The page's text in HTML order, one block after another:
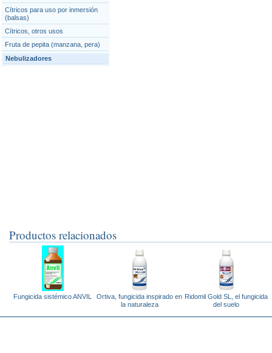
Cítricos para uso por inmersión
(balsas)
Cítricos, otros usos
Fruta de pepita (manzana, pera)
Nebulizadores
Productos relacionados
Fungicida sistémico ANVIL
Ortiva, fungicida inspirado en
la naturaleza
Ridomil Gold SL, el fungicida
del suelo